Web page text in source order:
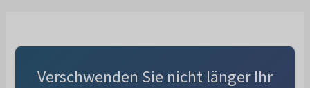
Verschwenden Sie nicht länger Ihr